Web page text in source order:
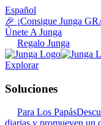
Español
🎉 ¡Consigue Junga
Únete A Junga
Regalo Junga
Explorar
Soluciones
Para Los Papás